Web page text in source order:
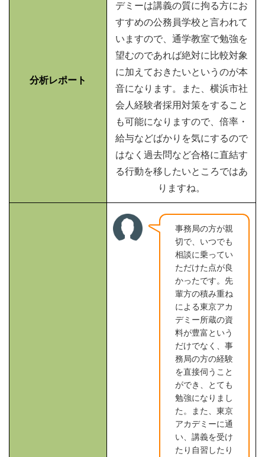
分析レポート
デミーは講義の質に拘る方にお
すすめの公務員学校と言われて
いますので、通学教室で勉強を
望むのであれば絶対に比較対象
に加えておきたいというのが本
音になります。また、横浜市社
会人経験者採用対策をすること
も可能になりますので、倍率・
給与などばかりを気にするので
はなく過去問など合格に直結す
る行動を移したいところではあ
りますね。
事務局の方が親
切で、いつでも
相談に乗ってい
ただけた点が良
かったです。先
輩方の積み重ね
による東京アカ
デミー所蔵の資
料が豊富という
だけでなく、事
務局の方の経験
を直接伺うこと
ができ、とても
勉強になりまし
た。また、東京
アカデミーに通
い、講義を受け
たり自習したり